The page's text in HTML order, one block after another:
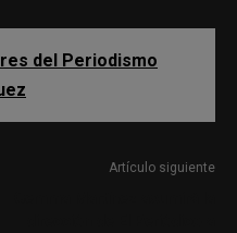
del Periodismo
Artículo siguiente